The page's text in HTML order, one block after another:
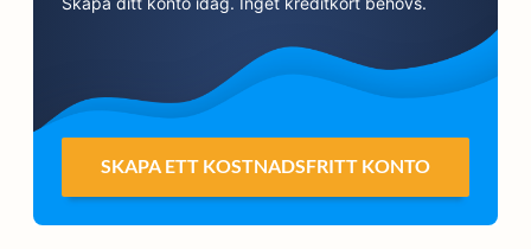
SKAPA ETT KOSTNADSFRITT KONTO